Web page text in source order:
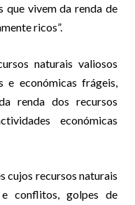
que vivem da renda de
ricos”.
naturais valiosos
e económicas frágeis,
renda dos recursos
económicas
cujos recursos naturais
conflitos, golpes de